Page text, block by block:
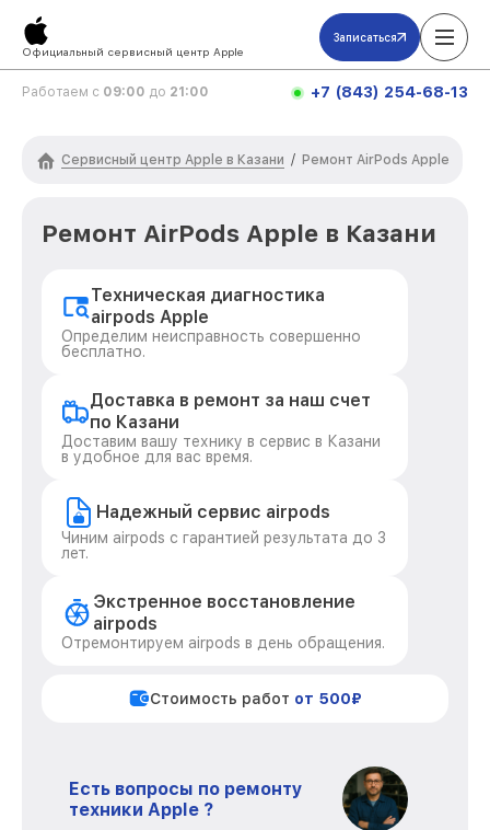
Официальный сервисный центр Apple
Записаться
Работаем с 09:00 до 21:00 +7 (843) 254-68-13
Сервисный центр Apple в Казани / Ремонт AirPods Apple
Ремонт AirPods Apple в Казани
Техническая диагностика
airpods Apple
Определим неисправность совершенно
бесплатно.
Доставка в ремонт за наш счет
по Казани
Доставим вашу технику в сервис в Казани
в удобное для вас время.
Надежный сервис airpods
Чиним airpods с гарантией результата до 3
лет.
Экстренное восстановление
airpods
Отремонтируем airpods в день обращения.
Стоимость работ от 500₽
Есть вопросы по ремонту
техники Apple ?